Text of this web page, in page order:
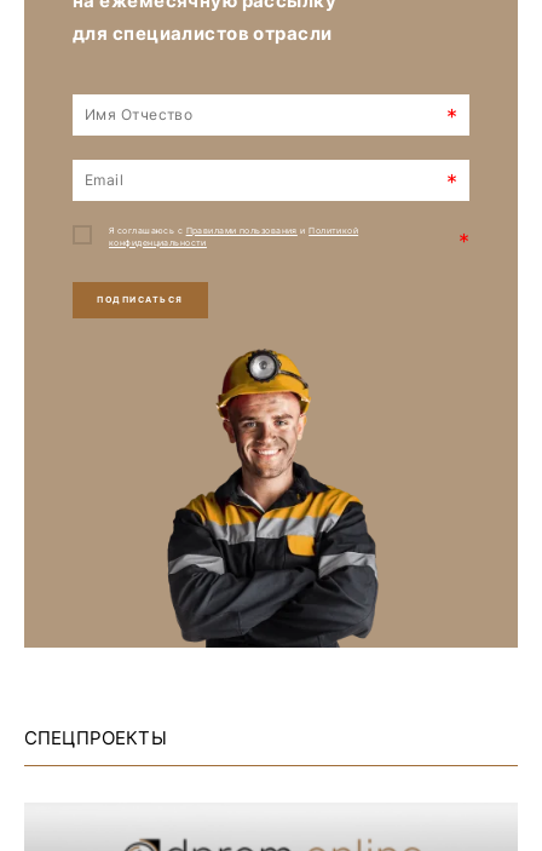
для специалистов отрасли
*
*
Я соглашаюсь с Правилами пользования иПолитикой
конфиденциальности
*
ПОДПИСАТЬСЯ
СПЕЦПРОЕКТЫ